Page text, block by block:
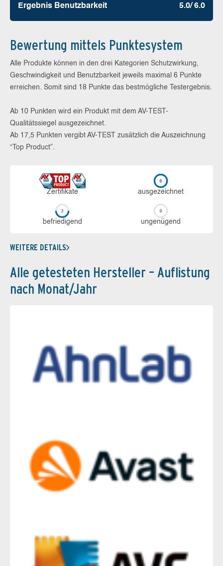
Ergebnis Benutz­barkeit 5.0/ 6.0
Bewertung mittels Punktesystem
Alle Produkte können in den drei Kategorien Schutzwirkung,
Geschwindigkeit und Benutzbarkeit jeweils maximal 6 Punkte
erreichen. Somit sind 18 Punkte das bestmögliche Testergebnis.
Ab 10 Punkten wird ein Produkt mit dem AV-TEST-
Qualitätssiegel ausgezeichnet.
Ab 17,5 Punkten vergibt AV-TEST zusätzlich die Auszeichnung
“Top Product”.
Zerti­fikate aus­ge­zeich­net
be­frie­di­gend un­ge­nü­gend
WEITERE DETAILS
Alle getesteten Hersteller – Auflistung
nach Monat/Jahr